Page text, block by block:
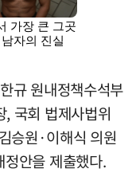
규 원내정책수석부
국회 법제사법위
승원·이해식 의원
안을 제출했다.